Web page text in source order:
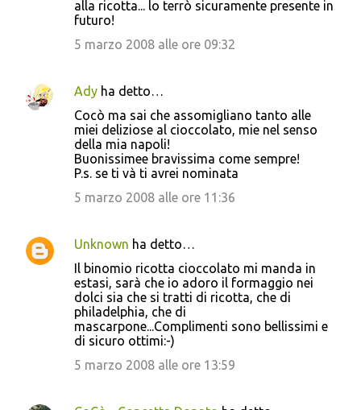
alla ricotta... lo terrò sicuramente presente in
futuro!
5 marzo 2008 alle ore 09:32
Ady ha detto…
Cocò ma sai che assomigliano tanto alle
miei deliziose al cioccolato, mie nel senso
della mia napoli!
Buonissimee bravissima come sempre!
P.s. se ti và ti avrei nominata
5 marzo 2008 alle ore 11:36
Unknown ha detto…
Il binomio ricotta cioccolato mi manda in
estasi, sarà che io adoro il formaggio nei
dolci sia che si tratti di ricotta, che di
philadelphia, che di
mascarpone...Complimenti sono bellissimi e
di sicuro ottimi:-)
5 marzo 2008 alle ore 13:59